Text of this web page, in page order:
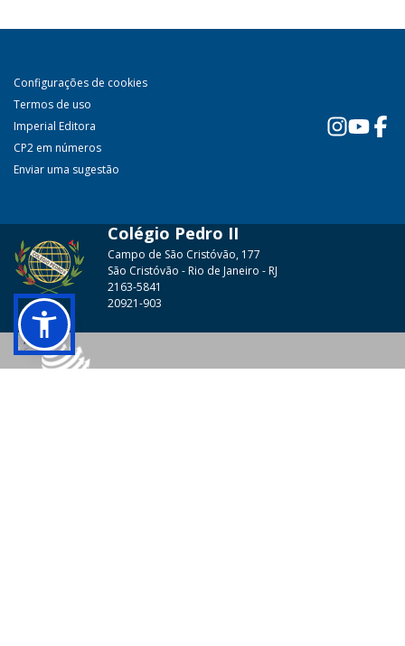
Configurações de cookies
Termos de uso
Imperial Editora
CP2 em números
Enviar uma sugestão
Colégio Pedro II
Campo de São Cristóvão, 177
São Cristóvão - Rio de Janeiro - RJ
2163-5841
20921-903